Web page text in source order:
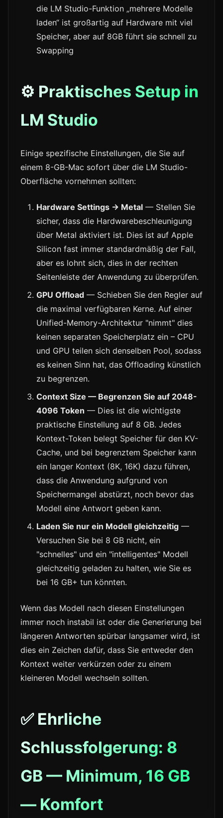
die LM Studio-Funktion „mehrere Modelle
laden“ ist großartig auf Hardware mit viel
Speicher, aber auf 8GB führt sie schnell zu
Swapping
⚙️ Praktisches Setup in
LM Studio
Einige spezifische Einstellungen, die Sie auf
einem 8-GB-Mac sofort über die LM Studio-
Oberfläche vornehmen sollten:
Hardware Settings → Metal — Stellen Sie
sicher, dass die Hardwarebeschleunigung
über Metal aktiviert ist. Dies ist auf Apple
Silicon fast immer standardmäßig der Fall,
aber es lohnt sich, dies in der rechten
Seitenleiste der Anwendung zu überprüfen.
GPU Offload — Schieben Sie den Regler auf
die maximal verfügbaren Kerne. Auf einer
Unified-Memory-Architektur "nimmt" dies
keinen separaten Speicherplatz ein – CPU
und GPU teilen sich denselben Pool, sodass
es keinen Sinn hat, das Offloading künstlich
zu begrenzen.
Context Size — Begrenzen Sie auf 2048-
4096 Token — Dies ist die wichtigste
praktische Einstellung auf 8 GB. Jedes
Kontext-Token belegt Speicher für den KV-
Cache, und bei begrenztem Speicher kann
ein langer Kontext (8K, 16K) dazu führen,
dass die Anwendung aufgrund von
Speichermangel abstürzt, noch bevor das
Modell eine Antwort geben kann.
Laden Sie nur ein Modell gleichzeitig —
Versuchen Sie bei 8 GB nicht, ein
"schnelles" und ein "intelligentes" Modell
gleichzeitig geladen zu halten, wie Sie es
bei 16 GB+ tun könnten.
Wenn das Modell nach diesen Einstellungen
immer noch instabil ist oder die Generierung bei
längeren Antworten spürbar langsamer wird, ist
dies ein Zeichen dafür, dass Sie entweder den
Kontext weiter verkürzen oder zu einem
kleineren Modell wechseln sollten.
✅ Ehrliche
Schlussfolgerung: 8
GB — Minimum, 16 GB
— Komfort